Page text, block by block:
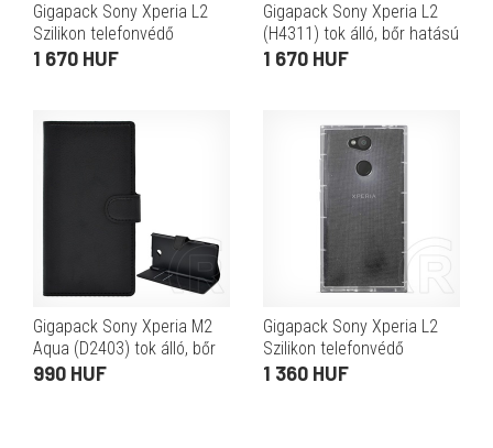
Gigapack Sony Xperia L2
Szilikon telefonvédő
(légpárnás sarok,
1 670 HUF
Gigapack Sony Xperia L2
(H4311) tok álló, bőr hatású
(Flip, oldalra nyíló, View
1 670 HUF
Gigapack Sony Xperia M2
Aqua (D2403) tok álló, bőr
hatású (Flip, oldalra nyíló,
990 HUF
Gigapack Sony Xperia L2
Szilikon telefonvédő
(közepesen ütésálló,
1 360 HUF